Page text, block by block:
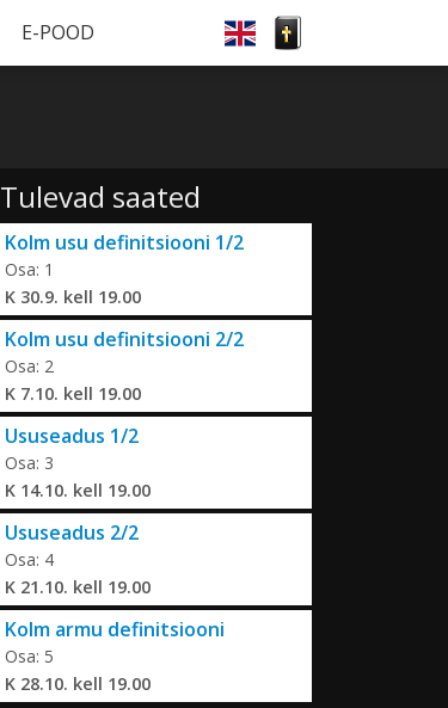
E-POOD
Tulevad saated
Kolm usu definitsiooni 1/2
Osa: 1
K 30.9. kell 19.00
Kolm usu definitsiooni 2/2
Osa: 2
K 7.10. kell 19.00
Ususeadus 1/2
Osa: 3
K 14.10. kell 19.00
Ususeadus 2/2
Osa: 4
K 21.10. kell 19.00
Kolm armu definitsiooni
Osa: 5
K 28.10. kell 19.00